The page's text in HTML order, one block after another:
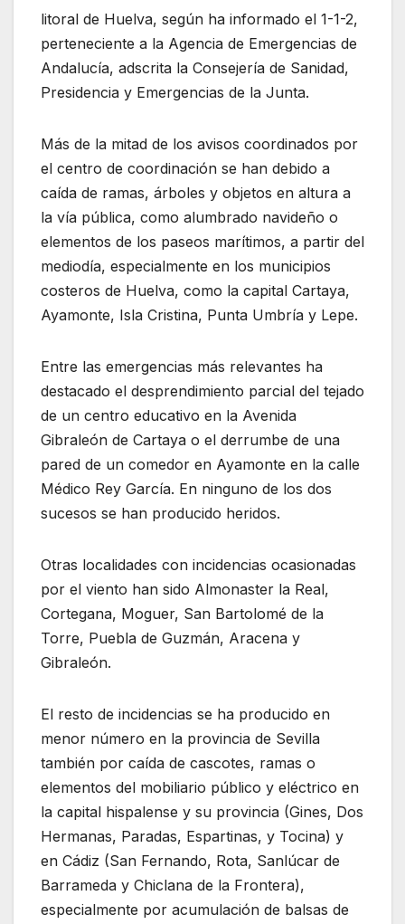
litoral de Huelva, según ha informado el 1-1-2,
perteneciente a la Agencia de Emergencias de
Andalucía, adscrita la Consejería de Sanidad,
Presidencia y Emergencias de la Junta.
Más de la mitad de los avisos coordinados por
el centro de coordinación se han debido a
caída de ramas, árboles y objetos en altura a
la vía pública, como alumbrado navideño o
elementos de los paseos marítimos, a partir del
mediodía, especialmente en los municipios
costeros de Huelva, como la capital Cartaya,
Ayamonte, Isla Cristina, Punta Umbría y Lepe.
Entre las emergencias más relevantes ha
destacado el desprendimiento parcial del tejado
de un centro educativo en la Avenida
Gibraleón de Cartaya o el derrumbe de una
pared de un comedor en Ayamonte en la calle
Médico Rey García. En ninguno de los dos
sucesos se han producido heridos.
Otras localidades con incidencias ocasionadas
por el viento han sido Almonaster la Real,
Cortegana, Moguer, San Bartolomé de la
Torre, Puebla de Guzmán, Aracena y
Gibraleón.
El resto de incidencias se ha producido en
menor número en la provincia de Sevilla
también por caída de cascotes, ramas o
elementos del mobiliario público y eléctrico en
la capital hispalense y su provincia (Gines, Dos
Hermanas, Paradas, Espartinas, y Tocina) y
en Cádiz (San Fernando, Rota, Sanlúcar de
Barrameda y Chiclana de la Frontera),
especialmente por acumulación de balsas de